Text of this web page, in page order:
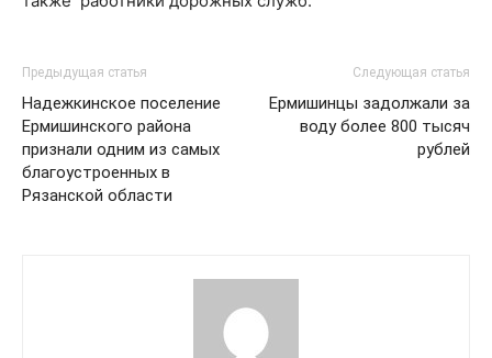
Предыдущая статья
Надежкинское поселение
Ермишинского района
признали одним из самых
благоустроенных в
Рязанской области
Следующая статья
Ермишинцы задолжали за
воду более 800 тысяч
рублей